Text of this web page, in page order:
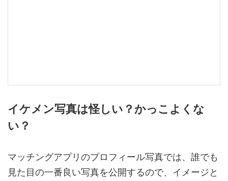
イケメン写真は怪しい？かっこよくな
い？
マッチングアプリのプロフィール写真では、誰でも
見た目の一番良い写真を公開するので、イメージと